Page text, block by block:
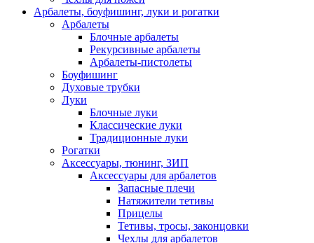
Арбалеты, боуфишинг, луки и рогатки
Арбалеты
Блочные арбалеты
Рекурсивные арбалеты
Арбалеты-пистолеты
Боуфишинг
Духовые трубки
Луки
Блочные луки
Классические луки
Традиционные луки
Рогатки
Аксессуары, тюнинг, ЗИП
Аксессуары для арбалетов
Запасные плечи
Натяжители тетивы
Прицелы
Тетивы, тросы, законцовки
Чехлы для арбалетов